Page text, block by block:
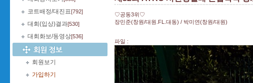
코트배정/대진표[792]
대회(입상)결과[530]
대회화보/동영상[536]
회원보기
가입하기
♡공동3위♡
장민준(창원/대원.FL.대동) / 박미연(창원/대원)
파일 :